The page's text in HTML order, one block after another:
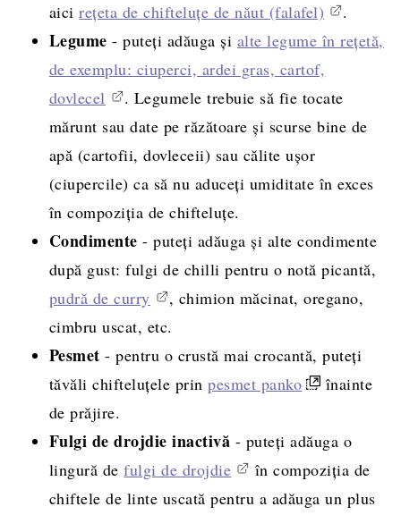
aicirețeta de chifteluțe de năut (falafel) .
Legume- puteți adăuga și alte legume în rețetă,
de exemplu: ciuperci, ardei gras, cartof,
dovlecel
. Legumele trebuie să fie tocate
mărunt sau date pe răzătoare și scurse bine de
apă (cartofii, dovleceii) sau călite ușor
(ciupercile) ca să nu aduceți umiditate în exces
în compoziția de chifteluțe.
Condimente- puteți adăuga și alte condimente
după gust: fulgi de chilli pentru o notă picantă,
pudră de curry
, chimion măcinat, oregano,
cimbru uscat, etc.
Pesmet- pentru o crustă mai crocantă, puteți
tăvăli chifteluțele prinpesmet panko
înainte
de prăjire.
Fulgi de drojdie inactivă - puteți adăuga o
lingură defulgi de drojdie
în compoziția de
chiftele de linte uscată pentru a adăuga un plus